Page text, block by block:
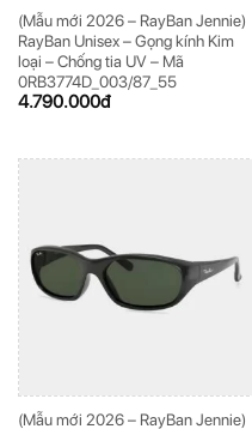
(Mẫu mới 2026 – RayBan Jennie)
RayBan Unisex – Gọng kính Kim
loại – Chống tia UV – Mã
0RB3774D_003/87_55
4.790.000đ
(Mẫu mới 2026 – RayBan Jennie)